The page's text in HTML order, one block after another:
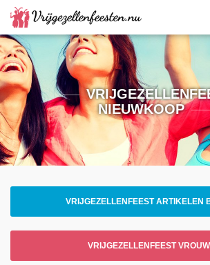
NIEUWKOOP
VRIJGEZELLENFEEST ARTIKELEN
VRIJGEZELLENFEEST